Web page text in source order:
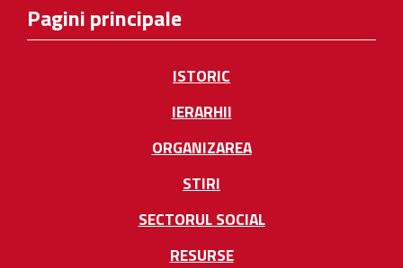
Pagini principale
ISTORIC
IERARHII
ORGANIZAREA
STIRI
SECTORUL SOCIAL
RESURSE